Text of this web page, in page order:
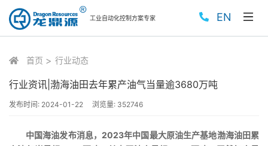
工业自动化控制方案专家 EN
首页 行业动态
行业资讯|渤海油田去年累产油气当量逾3680万吨
发布时间: 2024-01-22 浏览量: 352746
中国海油发布消息，2023年中国最大原油生产基地渤海油田累